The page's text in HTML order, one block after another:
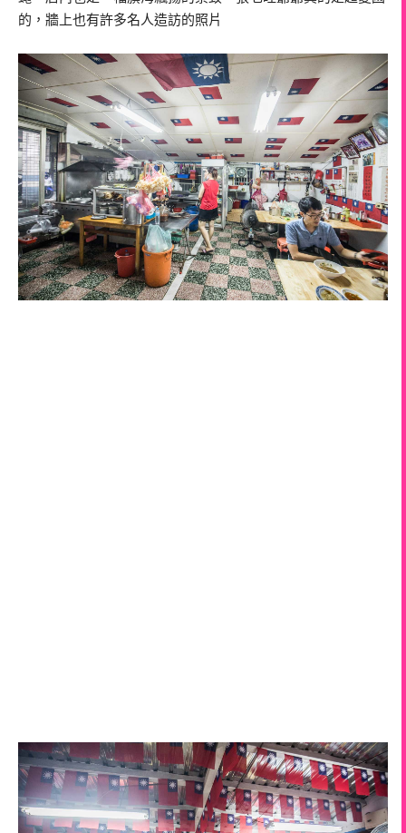
的，牆上也有許多名人造訪的照片